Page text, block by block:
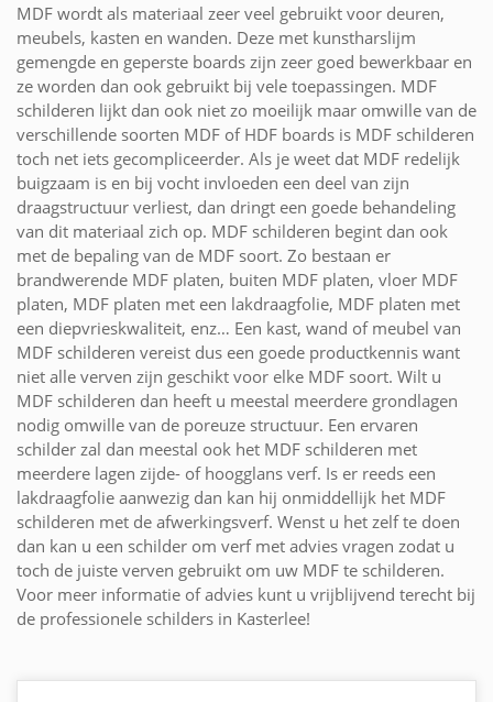
MDF wordt als materiaal zeer veel gebruikt voor deuren,
meubels, kasten en wanden. Deze met kunstharslijm
gemengde en geperste boards zijn zeer goed bewerkbaar en
ze worden dan ook gebruikt bij vele toepassingen. MDF
schilderen lijkt dan ook niet zo moeilijk maar omwille van de
verschillende soorten MDF of HDF boards is MDF schilderen
toch net iets gecompliceerder. Als je weet dat MDF redelijk
buigzaam is en bij vocht invloeden een deel van zijn
draagstructuur verliest, dan dringt een goede behandeling
van dit materiaal zich op. MDF schilderen begint dan ook
met de bepaling van de MDF soort. Zo bestaan er
brandwerende MDF platen, buiten MDF platen, vloer MDF
platen, MDF platen met een lakdraagfolie, MDF platen met
een diepvrieskwaliteit, enz… Een kast, wand of meubel van
MDF schilderen vereist dus een goede productkennis want
niet alle verven zijn geschikt voor elke MDF soort. Wilt u
MDF schilderen dan heeft u meestal meerdere grondlagen
nodig omwille van de poreuze structuur. Een ervaren
schilder zal dan meestal ook het MDF schilderen met
meerdere lagen zijde- of hoogglans verf. Is er reeds een
lakdraagfolie aanwezig dan kan hij onmiddellijk het MDF
schilderen met de afwerkingsverf. Wenst u het zelf te doen
dan kan u een schilder om verf met advies vragen zodat u
toch de juiste verven gebruikt om uw MDF te schilderen.
Voor meer informatie of advies kunt u vrijblijvend terecht bij
de professionele schilders in Kasterlee!